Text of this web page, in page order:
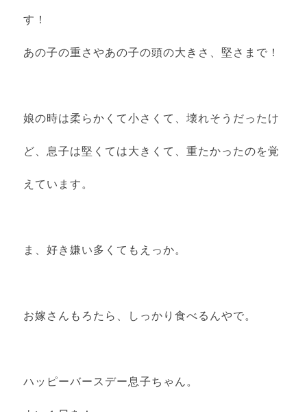
す！
あの子の重さやあの子の頭の大きさ、堅さまで！
娘の時は柔らかくて小さくて、壊れそうだったけ
ど、息子は堅くては大きくて、重たかったのを覚
えています。
ま、好き嫌い多くてもえっか。
お嫁さんもろたら、しっかり食べるんやで。
ハッピーバースデー息子ちゃん。